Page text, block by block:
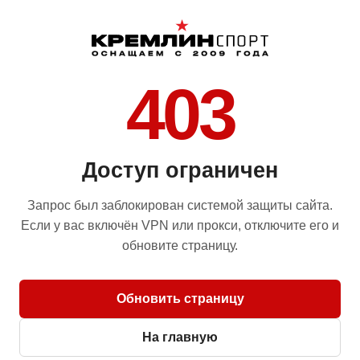
403
Доступ ограничен
Запрос был заблокирован системой защиты сайта.
Если у вас включён VPN или прокси, отключите его и
обновите страницу.
Обновить страницу
На главную